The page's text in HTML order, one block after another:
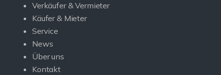
Verkäufer & Vermieter
Käufer & Mieter
Service
News
Über uns
Kontakt